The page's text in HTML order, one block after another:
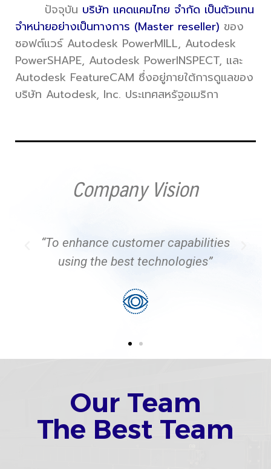
ปัจจุบัน บริษัท แคดแคมไทย จำกัด เป็นตัวแทน
จำหน่ายอย่างเป็นทางการ (Master reseller) ของ
ซอฟต์แวร์ Autodesk PowerMILL, Autodesk
PowerSHAPE, Autodesk PowerINSPECT, และ
Autodesk FeatureCAM ซึ่งอยู่ภายใต้การดูแลของ
บริษัท Autodesk, Inc. ประเทศสหรัฐอเมริกา
Company Vision
“To enhance customer capabilities
using the best technologies”
Our Team
The Best Team